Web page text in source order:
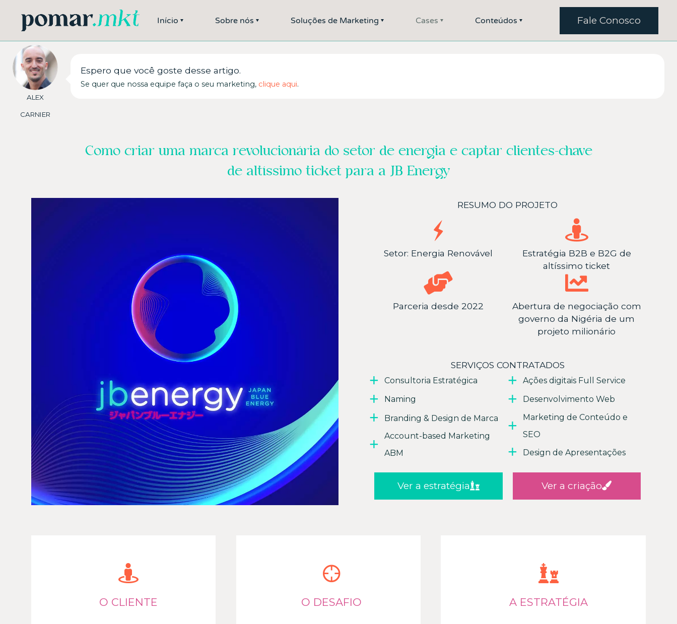
Início Sobre nós Soluções de Marketing Cases Conteúdos Fale Conosco
ALEX
CARNIER
Espero que você goste desse artigo.
Se quer que nossa equipe faça o seu marketing, clique aqui.
Como criar uma marca revolucionária do setor de energia e captar clientes-chave
de altíssimo ticket para a JB Energy
RESUMO DO PROJETO
Setor: Energia Renovável
Estratégia B2B e B2G de
altíssimo ticket
Parceria desde 2022
Abertura de negociação com
governo da Nigéria de um
projeto milionário
SERVIÇOS CONTRATADOS
Consultoria Estratégica
Naming
Branding & Design de Marca
Account-based Marketing
ABM
Ações digitais Full Service
Desenvolvimento Web
Marketing de Conteúdo e
SEO
Design de Apresentações
Ver a estratégia Ver a criação
O CLIENTE O DESAFIO A ESTRATÉGIA